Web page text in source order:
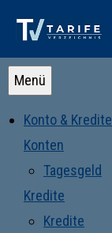
Menü
Konto & Kredite
Konten
Tagesgeld
Kredite
Kredite